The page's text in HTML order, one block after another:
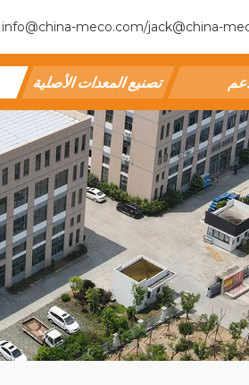
jack@china-
/
info@china-meco.com
تصنيع المعدات الأصلية